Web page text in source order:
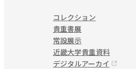
コレクション
貴重書展
常設展示
近畿大学貴重資料
デジタルアーカイ